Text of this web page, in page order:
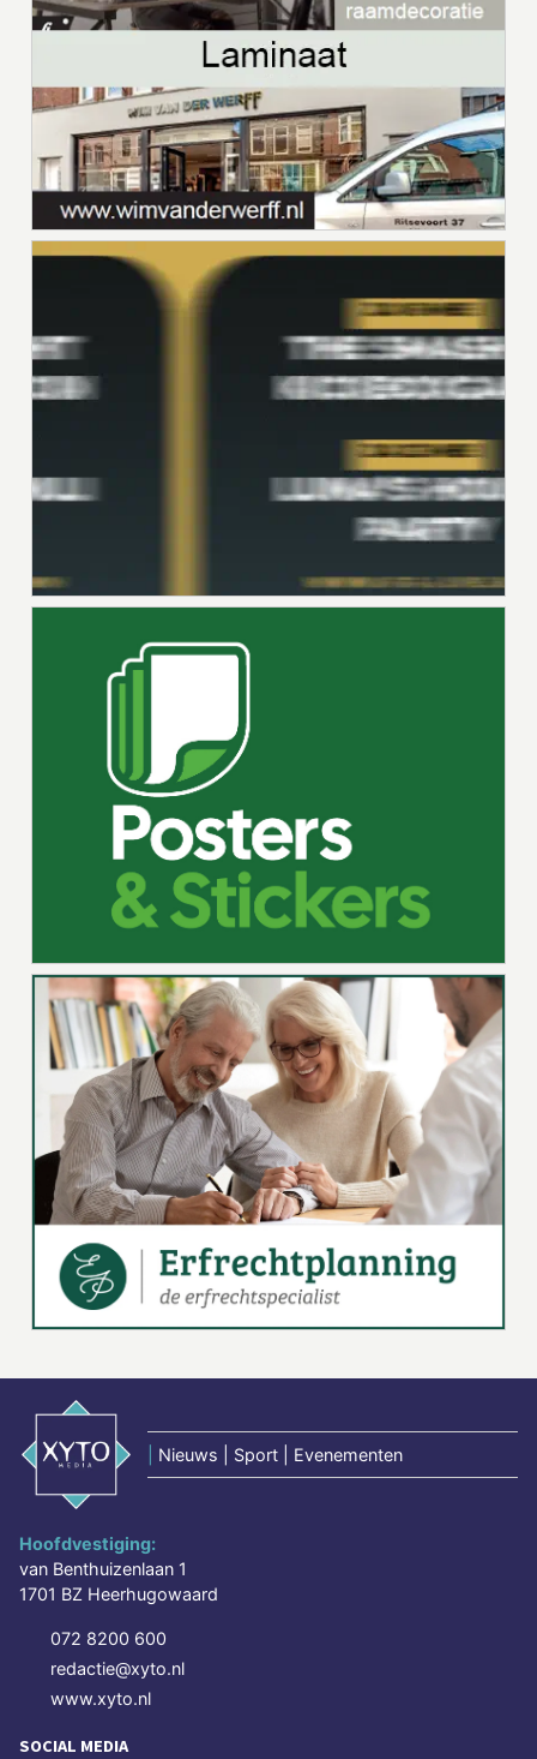
Nieuws | Sport | Evenementen
Hoofdvestiging:
van Benthuizenlaan 1
1701 BZ Heerhugowaard
072 8200 600
redactie@xyto.nl
www.xyto.nl
SOCIAL MEDIA